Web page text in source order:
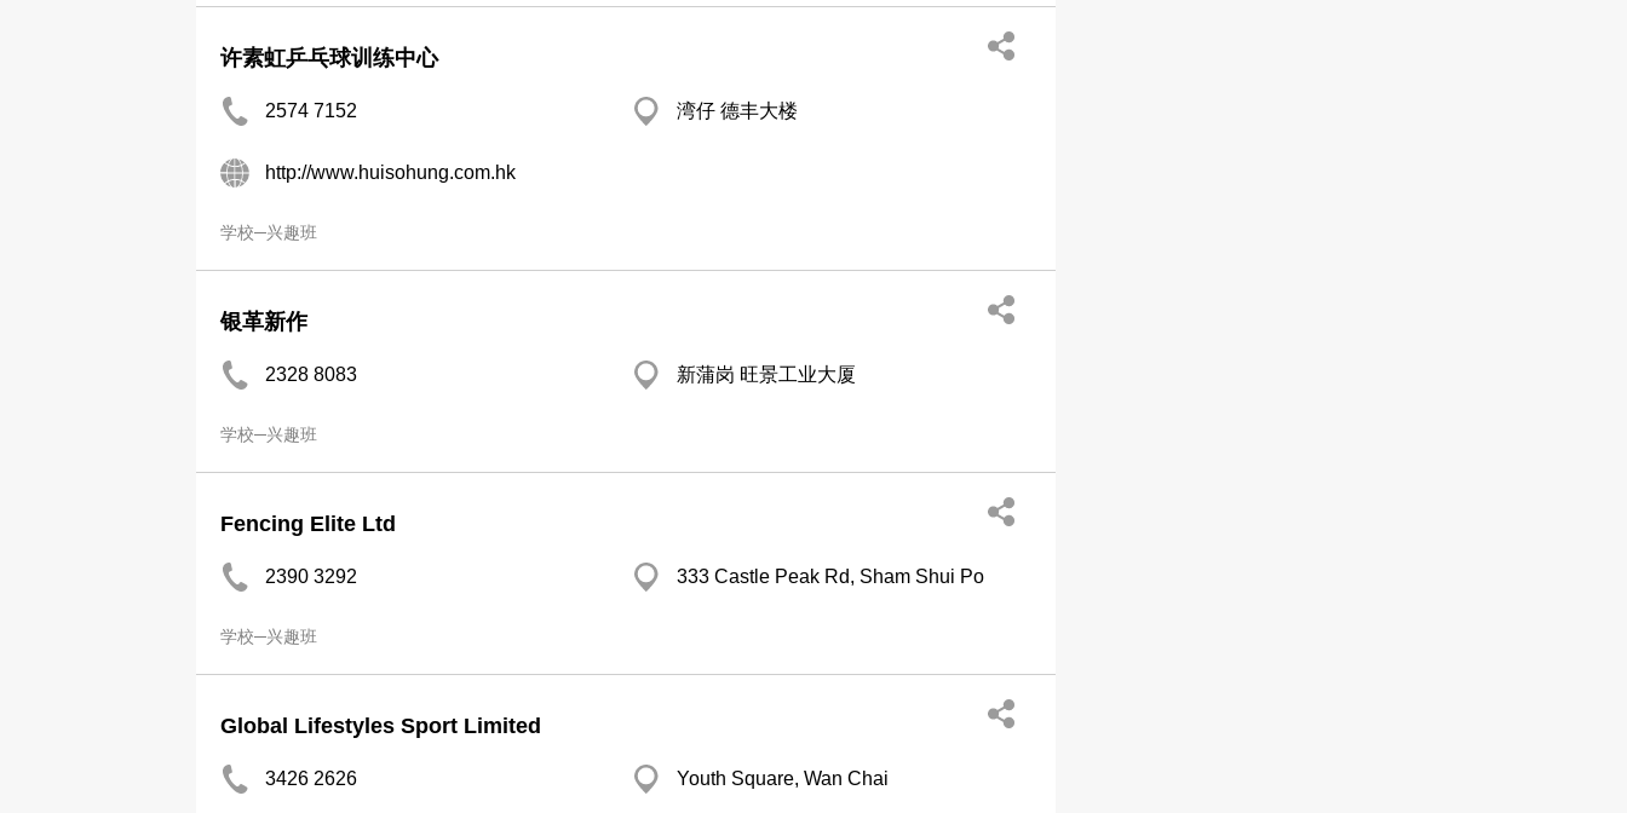
许素虹乒乓球训练中心
2574 7152 湾仔 德丰大楼
http://www.huisohung.com.hk
学校─兴趣班
银革新作
2328 8083 新蒲岗 旺景工业大厦
学校─兴趣班
Fencing Elite Ltd
2390 3292 333 Castle Peak Rd, Sham Shui Po
学校─兴趣班
Global Lifestyles Sport Limited
3426 2626 Youth Square, Wan Chai